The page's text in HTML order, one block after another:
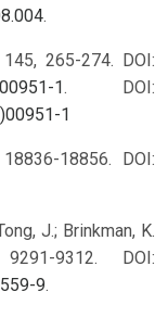
.
265-274. DOI:
1. DOI:
1
18856. DOI:
J.; Brinkman, K.
9312. DOI:
9.